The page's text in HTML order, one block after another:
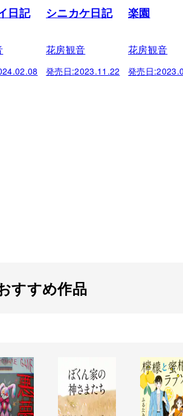
日記 シニカケ日記
花房観音
発売日:2023.11.22
楽園
花房観音
発売日:
すすめ作品